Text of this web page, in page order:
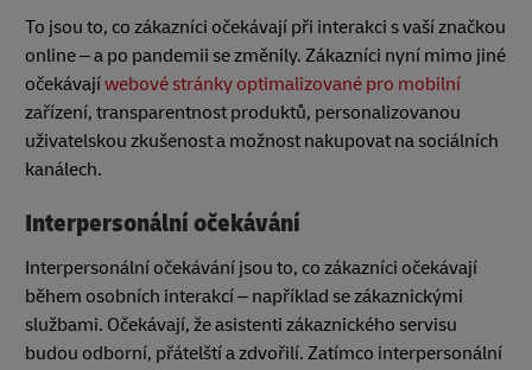
To jsou to, co zákazníci očekávají při interakci s vaší značkou
online – a po pandemii se změnily. Zákazníci nyní mimo jiné
očekávajíwebové stránky optimalizované pro mobilní
zařízení, transparentnost produktů, personalizovanou
uživatelskou zkušenost a možnost nakupovat na sociálních
kanálech.
Interpersonální očekávání
Interpersonální očekávání jsou to, co zákazníci očekávají
během osobních interakcí – například se zákaznickými
službami. Očekávají, že asistenti zákaznického servisu
budou odborní, přátelští a zdvořilí. Zatímco interpersonální